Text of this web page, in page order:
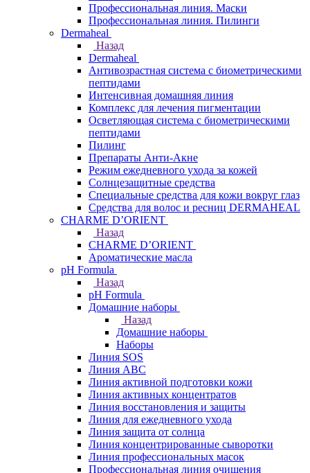
Профессиональная линия. Маски
Профессиональная линия. Пилинги
Dermaheal
Назад
Dermaheal
Антивозрастная система с биометрическими
пептидами
Интенсивная домашняя линия
Комплекс для лечения пигментации
Осветляющая система с биометрическими
пептидами
Пилинг
Препараты Анти-Акне
Режим ежедневного ухода за кожей
Солнцезащитные средства
Специальные средства для кожи вокруг глаз
Средства для волос и ресниц DERMAHEAL
CHARME D’ORIENT
Назад
CHARME D’ORIENT
Ароматические масла
pH Formula
Назад
pH Formula
Домашние наборы
Назад
Домашние наборы
Наборы
Линия SOS
Линия АВС
Линия активной подготовки кожи
Линия активных концентратов
Линия восстановления и защиты
Линия для ежедневного ухода
Линия защита от солнца
Линия концентрированные сыворотки
Линия профессиональных масок
Профессиональная линия очищения